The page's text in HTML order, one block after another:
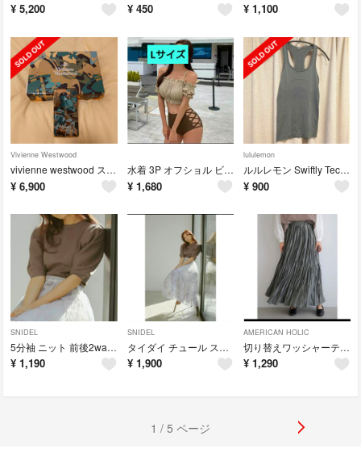
¥ 5,200 ¥ 450 ¥ 1,100
Vivienne Westwood
vivienne westwood スマホ SH－01E
¥ 6,900
水着 3P オフショル ビキニ
¥ 1,680
lululemon
ルルレモン Swiftly Tech Racerback タンクトップ
¥ 900
SNIDEL
5分袖 ニット 前後2way カーディガン
¥ 1,190
SNIDEL
タイダイ チュール スカート
¥ 1,900
AMERICAN HOLIC
切り替えワッシャーティアードプリーツスカート
¥ 1,290
1 / 5 ページ